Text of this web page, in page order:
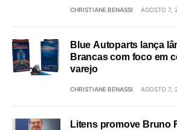
CHRISTIANE BENASSI AGOSTO 7,
Blue Autoparts lança
Brancas com foco em
varejo
CHRISTIANE BENASSI AGOSTO 7,
Litens promove Bruno